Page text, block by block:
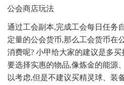
公会商店玩法
通过工会副本,完成工会每日任务
定量的公会货币,那么工会货币在
消费呢? 小甲给大家的建议是多买
要选择实惠的物品,像炼金的能源
以考虑,但是不建议买精灵球、装